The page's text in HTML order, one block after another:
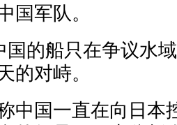
国军队。
中国一直在向日本